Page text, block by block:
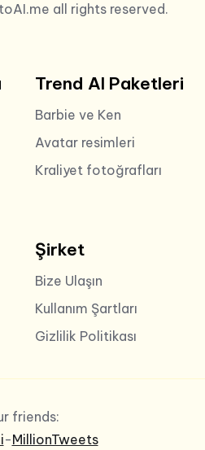
all rights reserved.
Trend AI Paketleri
Barbie ve Ken
Avatar resimleri
Kraliyet fotoğrafları
Şirket
Bize Ulaşın
Kullanım Şartları
Gizlilik Politikası
friends:
-MillionTweets